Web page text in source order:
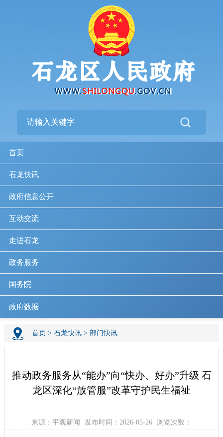
首页
石龙快讯
政府信息公开
互动交流
走进石龙
政务服务
国务院
政府数据
首页 > 石龙快讯 > 部门快讯
推动政务服务从“能办”向“快办、好办”升级 石
龙区深化“放管服”改革守护民生福祉
来源：平观新闻 发布时间：2026-05-26 浏览次数：